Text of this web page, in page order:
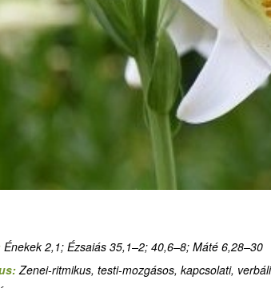
Énekek 2,1; Ézsaiás 35,1–2; 40,6–8; Máté 6,28–30
Zenei-ritmikus, testi-mozgásos, kapcsolati,